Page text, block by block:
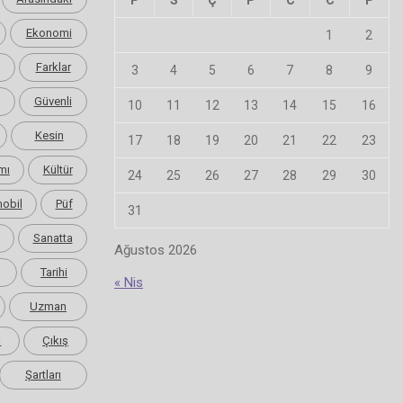
Ekonomi
Farklar
Güvenli
Kesin
Kültür
Püf
Sanatta
Tarihi
Uzman
Çıkış
Şartları
Ağustos 2026
1 2
3 4 5 6 7 8 9
10 11 12 13 14 15 16
17 18 19 20 21 22 23
24 25 26 27 28 29 30
31
« Nis